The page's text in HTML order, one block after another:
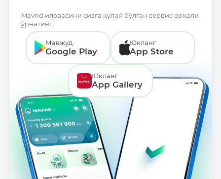
Mavrid иловасини сизга қулай бўлган сервис орқали
ўрнатинг:
Мавжуд
Google Play
Юкланг
App Store
Юкланг
App Gallery